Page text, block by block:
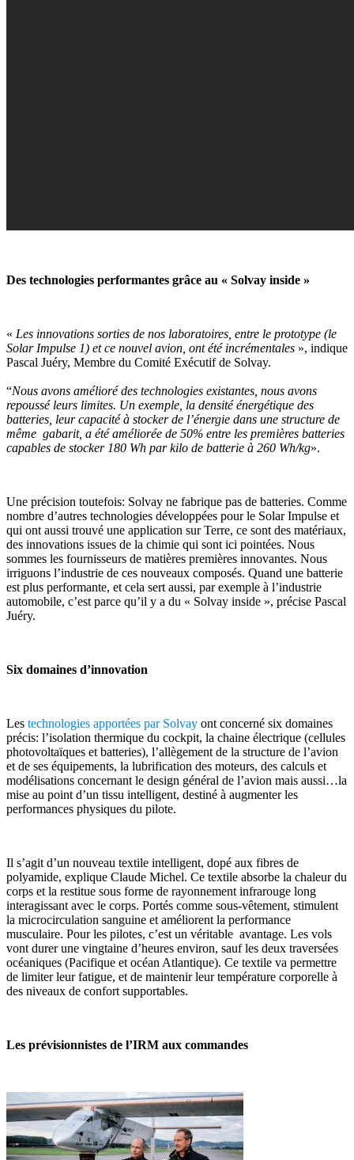
Des technologies performantes grâce au « Solvay inside »
« Les innovations sorties de nos laboratoires, entre le prototype (le
Solar Impulse 1) et ce nouvel avion, ont été incrémentales », indique
Pascal Juéry, Membre du Comité Exécutif de Solvay.
“Nous avons amélioré des technologies existantes, nous avons
repoussé leurs limites. Un exemple, la densité énergétique des
batteries, leur capacité à stocker de l’énergie dans une structure de
même gabarit, a été améliorée de 50% entre les premières batteries
capables de stocker 180 Wh par kilo de batterie à 260 Wh/kg».
Une précision toutefois: Solvay ne fabrique pas de batteries. Comme
nombre d’autres technologies développées pour le Solar Impulse et
qui ont aussi trouvé une application sur Terre, ce sont des matériaux,
des innovations issues de la chimie qui sont ici pointées. Nous
sommes les fournisseurs de matières premières innovantes. Nous
irriguons l’industrie de ces nouveaux composés. Quand une batterie
est plus performante, et cela sert aussi, par exemple à l’industrie
automobile, c’est parce qu’il y a du « Solvay inside », précise Pascal
Juéry.
Six domaines d’innovation
Les technologies apportées par Solvay ont concerné six domaines
précis: l’isolation thermique du cockpit, la chaine électrique (cellules
photovoltaïques et batteries), l’allègement de la structure de l’avion
et de ses équipements, la lubrification des moteurs, des calculs et
modélisations concernant le design général de l’avion mais aussi…la
mise au point d’un tissu intelligent, destiné à augmenter les
performances physiques du pilote.
Il s’agit d’un nouveau textile intelligent, dopé aux fibres de
polyamide, explique Claude Michel. Ce textile absorbe la chaleur du
corps et la restitue sous forme de rayonnement infrarouge long
interagissant avec le corps. Portés comme sous-vêtement, stimulent
la microcirculation sanguine et améliorent la performance
musculaire. Pour les pilotes, c’est un véritable avantage. Les vols
vont durer une vingtaine d’heures environ, sauf les deux traversées
océaniques (Pacifique et océan Atlantique). Ce textile va permettre
de limiter leur fatigue, et de maintenir leur température corporelle à
des niveaux de confort supportables.
Les prévisionnistes de l’IRM aux commandes